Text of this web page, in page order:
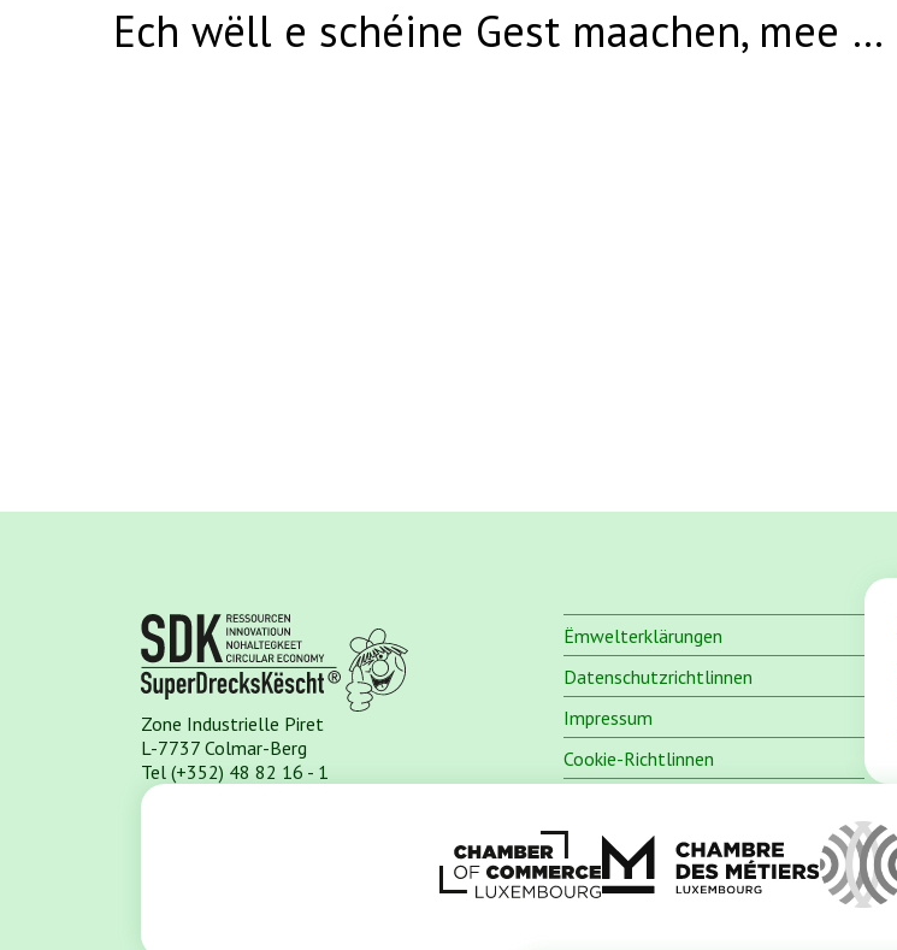
Ech wëll e schéine Gest maachen, mee …
Zone Industrielle Piret
L-7737 Colmar-Berg
Tel (+352) 48 82 16 - 1
Ëmwelterklärungen
Datenschutzrichtlinnen
Impressum
Cookie-Richtlinnen